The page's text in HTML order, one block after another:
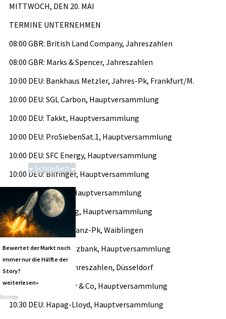
MITTWOCH, DEN 20. MAI
TERMINE UNTERNEHMEN
08:00 GBR: British Land Company, Jahreszahlen
08:00 GBR: Marks & Spencer, Jahreszahlen
10:00 DEU: Bankhaus Metzler, Jahres-Pk, Frankfurt/M.
10:00 DEU: SGL Carbon, Hauptversammlung
10:00 DEU: Takkt, Hauptversammlung
10:00 DEU: ProSiebenSat.1, Hauptversammlung
10:00 DEU: SFC Energy, Hauptversammlung
10:00 DEU: Bilfinger, Hauptversammlung
10:00 DEU: Uniper, Hauptversammlung
10:00 DEU: Brenntag, Hauptversammlung
10:00 DEU: Stihl, Bilanz-Pk, Waiblingen
10:00 DEU: Commerzbank, Hauptversammlung
10:00 DEU: Arag, Jahreszahlen, Düsseldorf
10:30 DEU: Klöckner & Co, Hauptversammlung
10:30 DEU: Hapag-Lloyd, Hauptversammlung
Schließen
Bewertet der Markt noch
immer nur die Hälfte der
Story?
weiterlesen»
Anzeige